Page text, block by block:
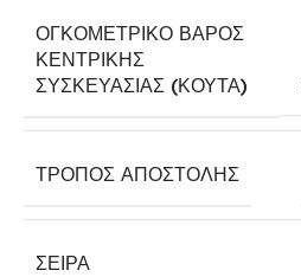
ΟΓΚΟΜΕΤΡΙΚΌ ΒΆΡΟΣ
ΚΕΝΤΡΙΚΉΣ
ΣΥΣΚΕΥΑΣΊΑΣ (ΚΟΎΤΑ)
ΤΡΌΠΟΣ ΑΠΟΣΤΟΛΉΣ
ΣΕΙΡΆ